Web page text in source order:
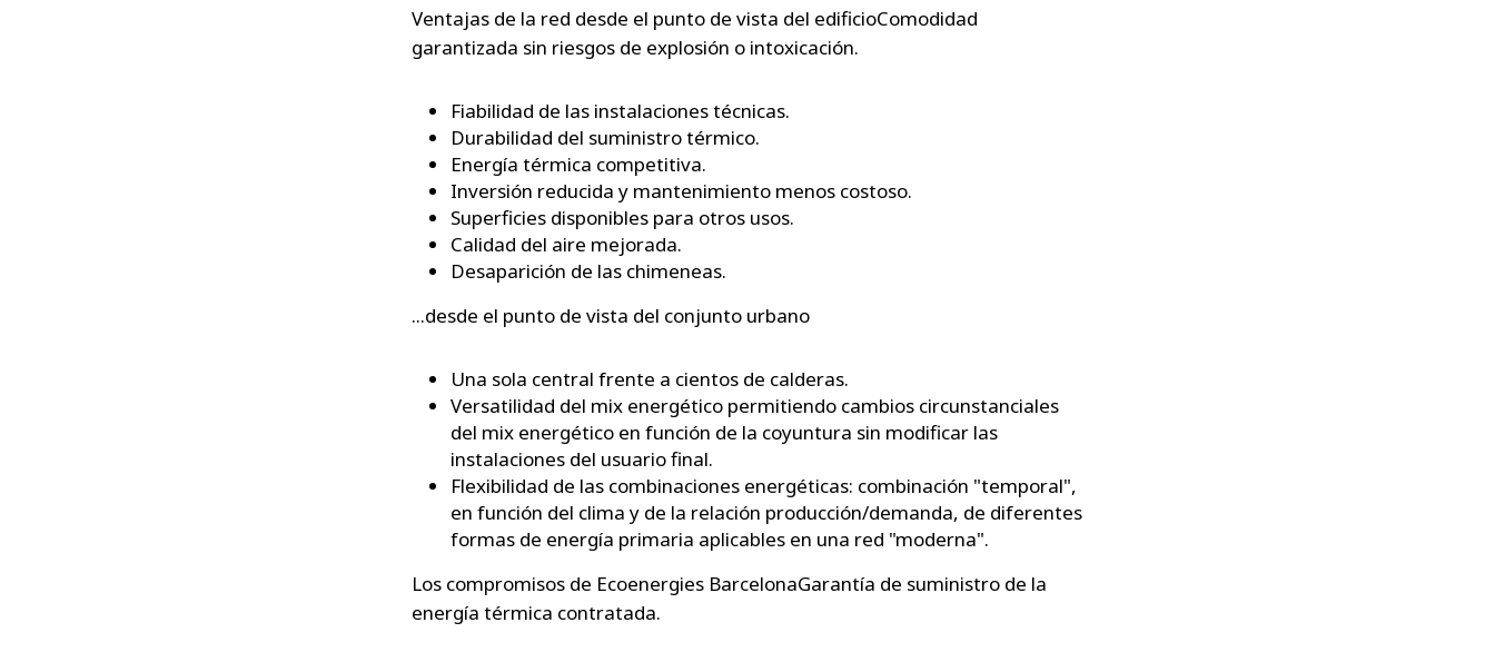
Ventajas de la red desde el punto de vista del edificioComodidad
garantizada sin riesgos de explosión o intoxicación.
Fiabilidad de las instalaciones técnicas.
Durabilidad del suministro térmico.
Energía térmica competitiva.
Inversión reducida y mantenimiento menos costoso.
Superficies disponibles para otros usos.
Calidad del aire mejorada.
Desaparición de las chimeneas.
...desde el punto de vista del conjunto urbano
Una sola central frente a cientos de calderas.
Versatilidad del mix energético permitiendo cambios circunstanciales
del mix energético en función de la coyuntura sin modificar las
instalaciones del usuario final.
Flexibilidad de las combinaciones energéticas: combinación "temporal",
en función del clima y de la relación producción/demanda, de diferentes
formas de energía primaria aplicables en una red "moderna".
Los compromisos de Ecoenergies BarcelonaGarantía de suministro de la
energía térmica contratada.